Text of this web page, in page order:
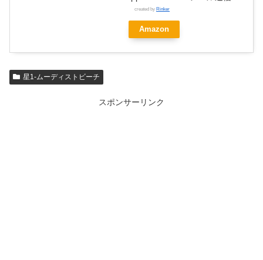
created by Rinker
Amazon
星1-ムーディストビーチ
スポンサーリンク